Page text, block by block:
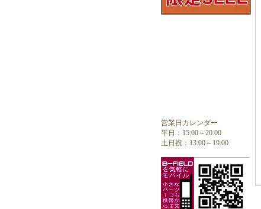
営業日カレンダー
平日：15:00～20:00
土日祝：13:00～19:00